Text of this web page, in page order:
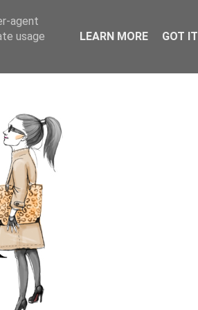
agent
usage
LEARN MORE GOT IT